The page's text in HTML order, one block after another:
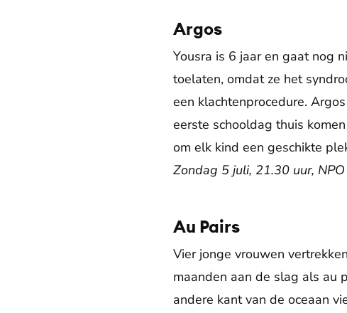
Argos
Yousra is 6 jaar en gaat nog
toelaten, omdat ze het
een klachtenprocedure.
eerste schooldag thuis
om elk kind een geschikte
Zondag 5 juli, 21.30 uur,
Au Pairs
Vier jonge vrouwen
maanden aan de slag als au
andere kant van de oceaan